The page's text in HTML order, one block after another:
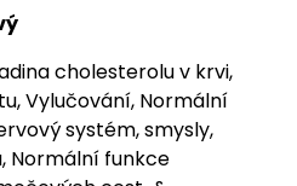
cholesterolu v krvi,
Vylučování, Normální
systém, smysly,
Normální funkce